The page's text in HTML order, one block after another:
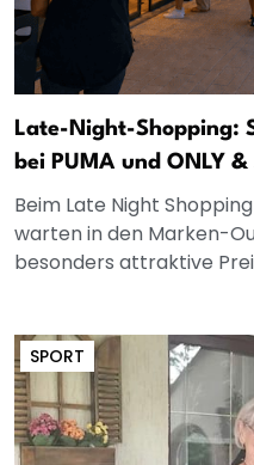
Late-Night-Shopping:
bei PUMA und ONLY &
Beim Late Night
warten in den Marken-
besonders attraktive
SPORT